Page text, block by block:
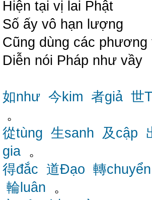
Hiện tại vị lai Phật
Số ấy vô hạn lượng
Cũng dùng các phương
Diễn nói Pháp như vầy
如như 今kim 者giả 世
。
從tùng 生sanh 及cập
gia 。
得đắc 道Đạo 轉chuyển
輪luân 。